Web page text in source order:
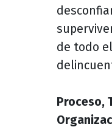
de todo
Proceso,